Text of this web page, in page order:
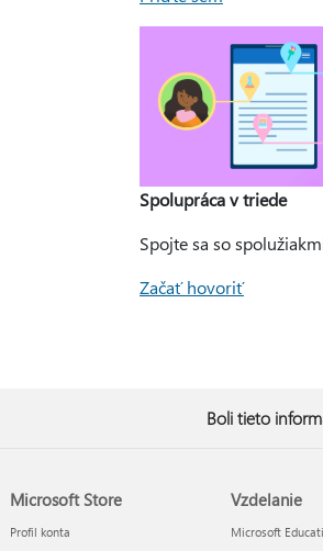
Spolupráca v triede
Spojte sa so
Začať hovoriť
Boli tieto
Microsoft Store
Profil konta
Vzdelanie
Microsoft